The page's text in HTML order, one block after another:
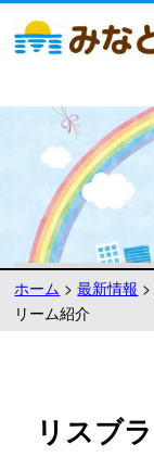
ホーム >最新情報
リーム紹介
リスブ